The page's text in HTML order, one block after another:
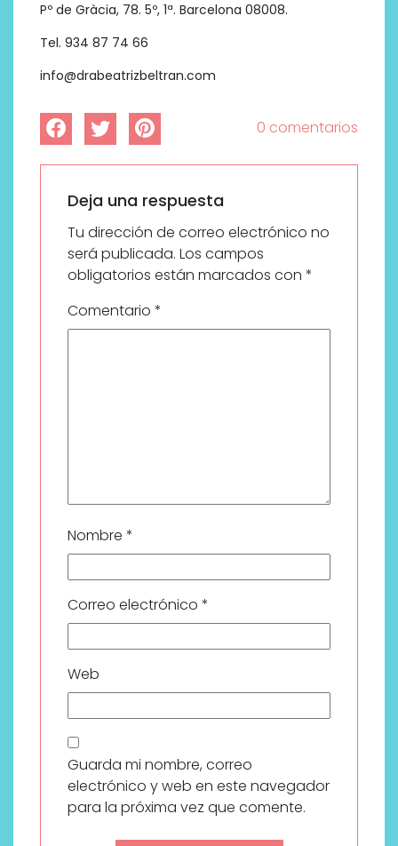
Pº de Gràcia, 78. 5º, 1ª. Barcelona 08008.
Tel. 934 87 74 66
info@drabeatrizbeltran.com
0 comentarios
Deja una respuesta
Tu dirección de correo electrónico no
será publicada. Los campos
obligatorios están marcados con *
Comentario *
Nombre *
Correo electrónico *
Web
Guarda mi nombre, correo
electrónico y web en este navegador
para la próxima vez que comente.